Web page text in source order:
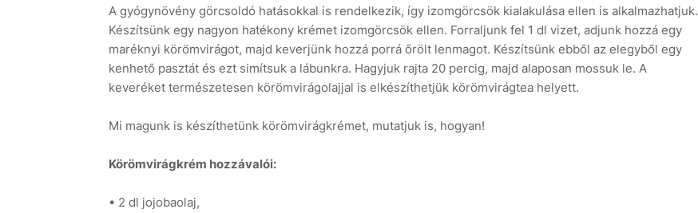
A gyógynövény görcsoldó hatásokkal is rendelkezik, így izomgörcsök kialakulása ellen is alkalmazhatjuk.
Készítsünk egy nagyon hatékony krémet izomgörcsök ellen. Forraljunk fel 1 dl vizet, adjunk hozzá egy
maréknyi körömvirágot, majd keverjünk hozzá porrá őrölt lenmagot. Készítsünk ebből az elegyből egy
kenhető pasztát és ezt simítsuk a lábunkra. Hagyjuk rajta 20 percig, majd alaposan mossuk le. A
keveréket természetesen körömvirágolajjal is elkészíthetjük körömvirágtea helyett.
Mi magunk is készíthetünk körömvirágkrémet, mutatjuk is, hogyan!
Körömvirágkrém hozzávalói:
• 2 dl jojobaolaj,